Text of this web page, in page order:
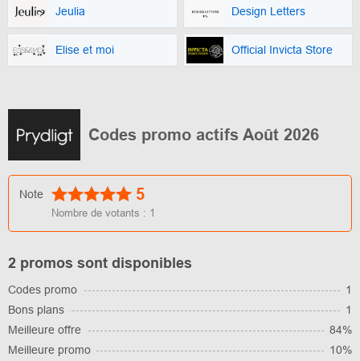
Jeulia Design Letters
Elise et moi Official Invicta Store
Codes promo actifs Août 2026
Note 5
Nombre de votants : 1
2 promos sont disponibles
Codes promo
1
Bons plans
1
Meilleure offre
84%
Meilleure promo
10%